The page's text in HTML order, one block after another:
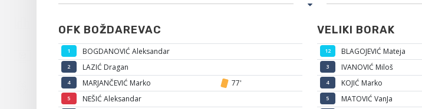
OFK BOŽDAREVAC
1 BOGDANOVIĆ Aleksandar
2 LAZIĆ Dragan
4 MARJANČEVIĆ Marko 77'
5 NEŠIĆ Aleksandar
VELIKI BORAK
12 BLAGOJEVIĆ Mateja
3 IVANOVIĆ Miloš
4 KOJIĆ Marko
5 MATOVIĆ VanJa